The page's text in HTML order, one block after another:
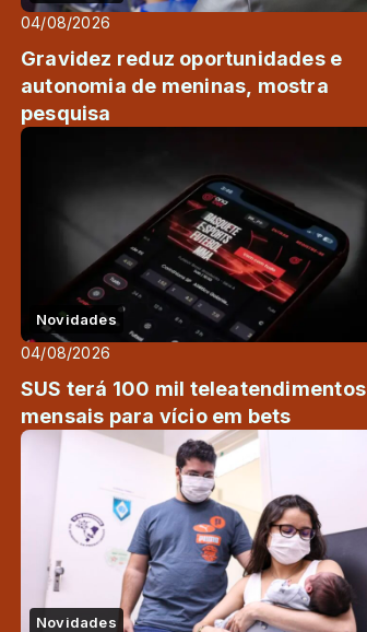
04/08/2026
Gravidez reduz oportunidades e
autonomia de meninas, mostra
pesquisa
Novidades
04/08/2026
SUS terá 100 mil teleatendimentos
mensais para vício em bets
Novidades